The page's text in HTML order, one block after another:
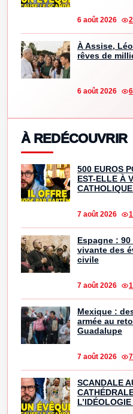
6 août 2026
À Assise,
rêves de
6 août 2026
À REDÉCOUVRIR
500 EUROS
EST-ELLE À
7 août 2026
Espagne :
vivante des
civile
7 août 2026
Mexique :
armée au
Guadalupe
7 août 2026
SCANDALE